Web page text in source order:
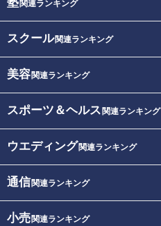
塾関連ランキング
スクール関連ランキング
美容関連ランキング
スポーツ＆ヘルス 関連ランキング
ウエディング関連ランキング
通信関連ランキング
小売関連ランキング